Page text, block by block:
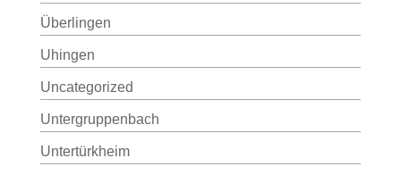
Überlingen
Uhingen
Uncategorized
Untergruppenbach
Untertürkheim